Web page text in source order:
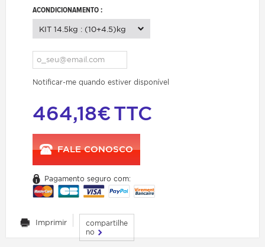
ACONDICIONAMENTO :
KIT 14.5kg : (10+4.5)kg
Notificar-me quando estiver disponível
464,18€TTC
FALE CONOSCO
Pagamento seguro com:
Imprimir
compartilhe
no